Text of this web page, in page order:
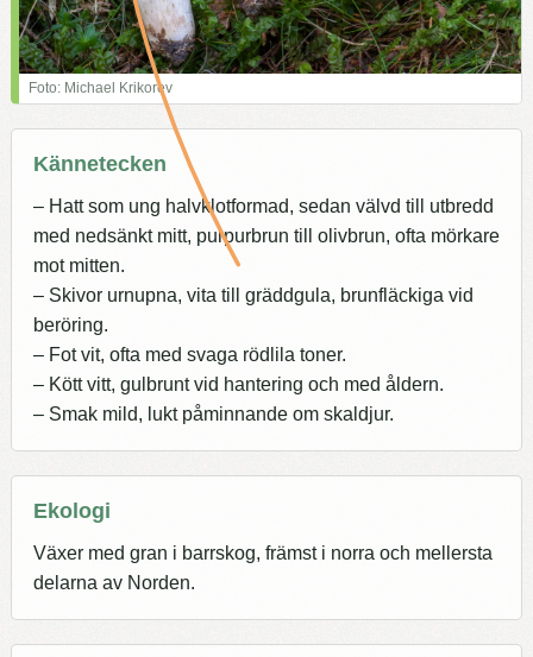
Foto: Michael Krikorev
Kännetecken
– Hatt som ung halvklotformad, sedan välvd till utbredd
med nedsänkt mitt, purpurbrun till olivbrun, ofta mörkare
mot mitten.
– Skivor urnupna, vita till gräddgula, brunfläckiga vid
beröring.
– Fot vit, ofta med svaga rödlila toner.
– Kött vitt, gulbrunt vid hantering och med åldern.
– Smak mild, lukt påminnande om skaldjur.
Ekologi
Växer med gran i barrskog, främst i norra och mellersta
delarna av Norden.